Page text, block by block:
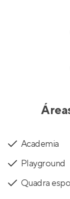
Academia
Playground
Quadra